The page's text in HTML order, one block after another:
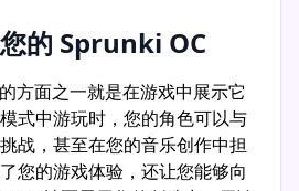
的 Sprunki OC
方面之一就是在游戏中展示它
式中游玩时，您的角色可以与
战，甚至在您的音乐创作中担
您的游戏体验，还让您能够向